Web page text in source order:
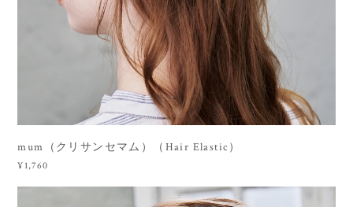
mum（クリサンセマム）（Hair Elastic）
¥1,760